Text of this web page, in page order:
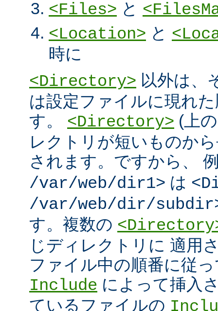
<Files> と
<Location> と
時に
<Directory> 以外は、
は設定ファイルに現れ
す。 <Directory> (上
レクトリが短いものか
されます。ですから、
/var/web/dir1> は
/var/web/dir/
す。複数の
じディレクトリに 適用
ファイル中の順番に従
Include によって挿入
ているファイルの